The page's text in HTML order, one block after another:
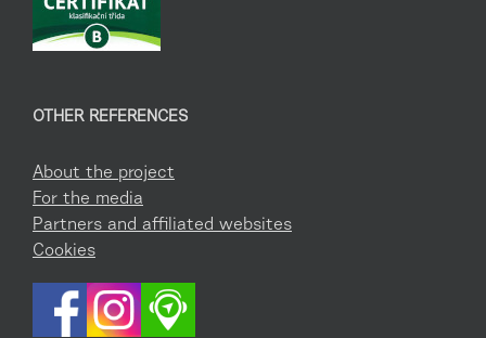
OTHER REFERENCES
About the project
For the media
Partners and affiliated websites
Cookies